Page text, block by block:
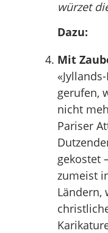
würzet
Dazu:
Mit
gerufen,
nicht
Pariser
gekostet
zumeist
Ländern,